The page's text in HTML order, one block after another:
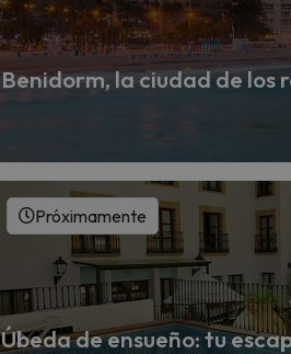
Benidorm, la ciudad de los
Próximamente
Úbeda de ensueño: tu